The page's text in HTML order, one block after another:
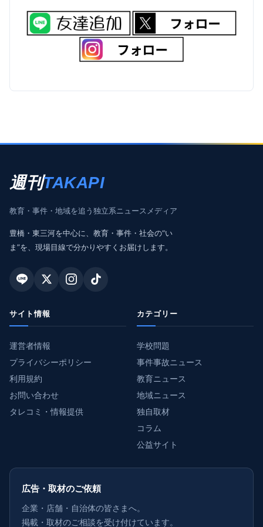
週刊TAKAPI
教育・事件・地域を追う独立系ニュースメディア
豊橋・東三河を中心に、教育・事件・社会の“い
ま”を、現場目線で分かりやすくお届けします。
サイト情報
運営者情報
プライバシーポリシー
利用規約
お問い合わせ
タレコミ・情報提供
カテゴリー
学校問題
事件事故ニュース
教育ニュース
地域ニュース
独自取材
コラム
公益サイト
広告・取材のご依頼
企業・店舗・自治体の皆さまへ。
掲載・取材のご相談を受け付けています。